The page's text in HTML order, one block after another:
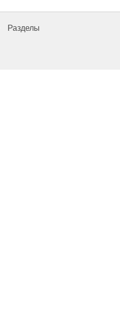
Разделы